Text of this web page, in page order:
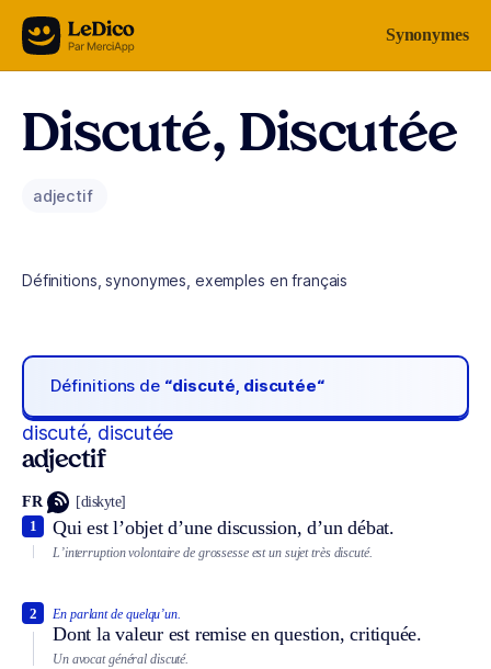
Aller au contenu Synonymes
Discuté, Discutée
adjectif
Définitions, synonymes, exemples en français
Définitions de “discuté, discutée“
discuté, discutée
adjectif
FR [diskyte]
Qui est l’objet d’une discussion, d’un débat.
1
L’interruption volontaire de grossesse est un sujet très discuté.
En parlant de quelqu’un.
Dont la valeur est remise en question, critiquée.
2
Un avocat général discuté.